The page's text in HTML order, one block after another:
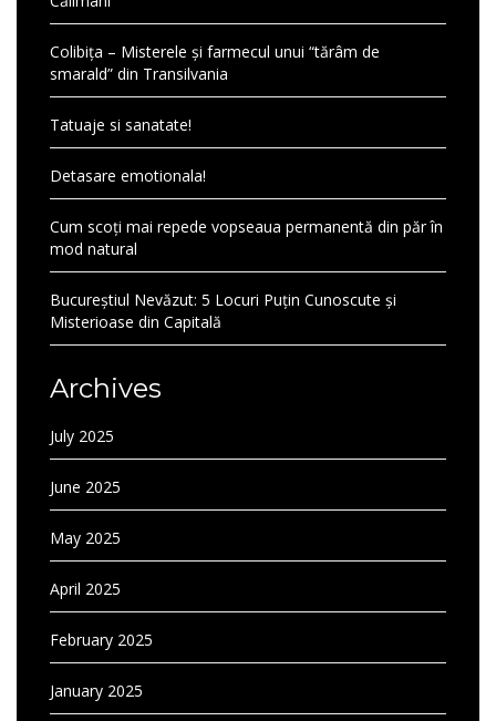
Colibița – Misterele și farmecul unui “tărâm de
smarald” din Transilvania
Tatuaje si sanatate!
Detasare emotionala!
Cum scoți mai repede vopseaua permanentă din păr în
mod natural
Bucureștiul Nevăzut: 5 Locuri Puțin Cunoscute și
Misterioase din Capitală
Archives
July 2025
June 2025
May 2025
April 2025
February 2025
January 2025